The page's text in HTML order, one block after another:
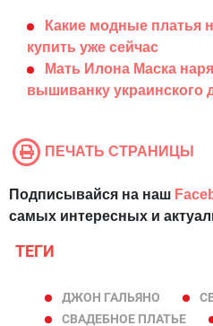
Какие модные платья
купить уже сейчас
Мать Илона Маска
вышиванку украинского
ПЕЧАТЬ СТРАНИЦЫ
Подписывайся на наш
самых интересных и
ТЕГИ
ДЖОН ГАЛЬЯНО
СВАДЕБНОЕ ПЛАТЬЕ